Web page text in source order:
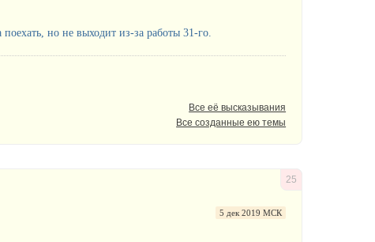
но не выходит из-за работы 31-го.
Все её высказывания
Все созданные ею темы
25
5 дек 2019 МСК